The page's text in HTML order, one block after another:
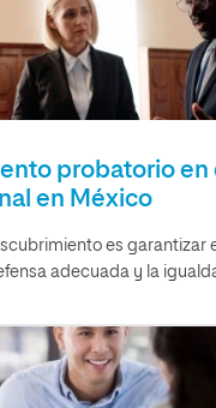
probatorio en
en México
es garantizar
adecuada y la